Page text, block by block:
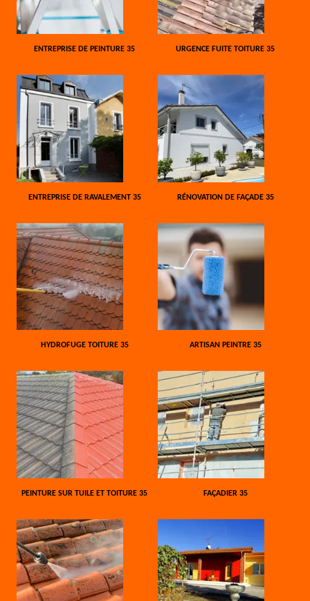
ENTREPRISE DE PEINTURE 35 URGENCE FUITE TOITURE 35
ENTREPRISE DE RAVALEMENT 35 RÉNOVATION DE FAÇADE 35
HYDROFUGE TOITURE 35 ARTISAN PEINTRE 35
PEINTURE SUR TUILE ET TOITURE 35 FAÇADIER 35